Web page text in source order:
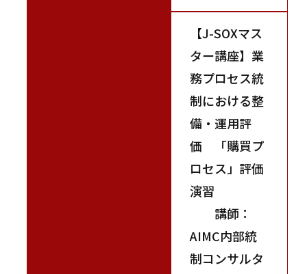
【J-SOXマス
ター講座】業
務プロセス統
制における整
備・運用評
価 「購買プ
ロセス」評価
演習
講師：
AIMC内部統
制コンサルタ